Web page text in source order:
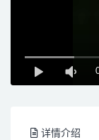
详情介绍